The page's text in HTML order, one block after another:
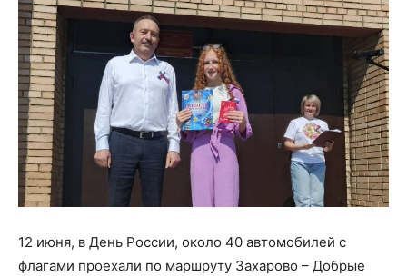
12 июня, в День России, около 40 автомобилей с
флагами проехали по маршруту Захарово – Добрые